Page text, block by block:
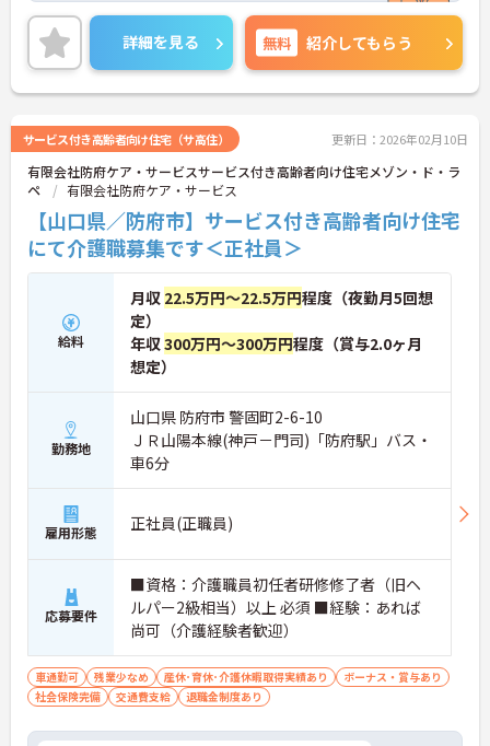
してらっしゃいます。
あなたの経験やスキルを活かして、高齢者の皆さま
が安心して過ごせる空間づくりにチャレンジしてみ
ませんか？
ご興味ある方には、面接対策ポイントなど、さらに
い。
詳細を見る 無料 紹介してもらう
サービス付き高齢者向け住宅（サ高住） 更新日：2026年02月10日
有限会社防府ケア・サービスサービス付き高齢者向け住宅メゾン・ド・ラ
ペ
有限会社防府ケア・サービス
【山口県／防府市】サービス付き高齢者向け住宅
にて介護職募集です＜正社員＞
給料
月収 22.5万円～22.5万円程度（夜勤月5回想
定）
年収300万円～300万円程度（賞与2.0ヶ月
想定）
勤務地
山口県 防府市 警固町2-6-10
ＪＲ山陽本線(神戸－門司)「防府駅」バス・
車6分
雇用形態 正社員(正職員)
応募要件
■資格：介護職員初任者研修修了者（旧ヘ
ルパー2級相当）以上 必須 ■経験：あれば
尚可（介護経験者歓迎）
車通勤可 残業少なめ 産休･育休･介護休暇取得実績あり
ボーナス・賞与あり
社会保険完備
交通費支給 退職金制度あり